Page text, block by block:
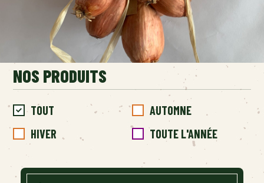
NOS PRODUITS
TOUT
AUTOMNE
HIVER
TOUTE L'ANNÉE